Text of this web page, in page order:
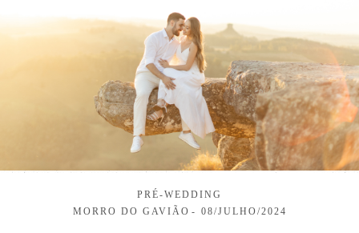
PRÉ-WEDDING
MORRO DO GAVIÃO
08/JULHO/2024